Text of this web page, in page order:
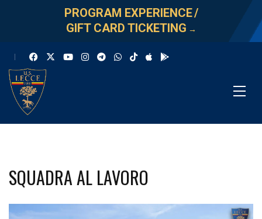
PROGRAM EXPERIENCE/
GIFT CARD TICKETING →
SQUADRA AL LAVORO